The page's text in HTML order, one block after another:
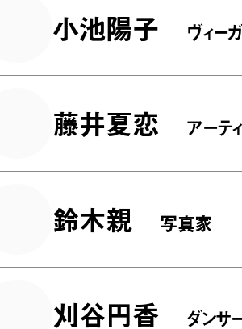
小池陽子 ヴィー
藤井夏恋 アーテ
鈴木親 写真家
刈谷円香 ダンサ